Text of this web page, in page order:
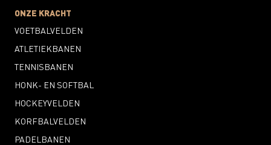
ONZE KRACHT
VOETBALVELDEN
ATLETIEKBANEN
TENNISBANEN
HONK- EN SOFTBAL
HOCKEYVELDEN
KORFBALVELDEN
PADELBANEN